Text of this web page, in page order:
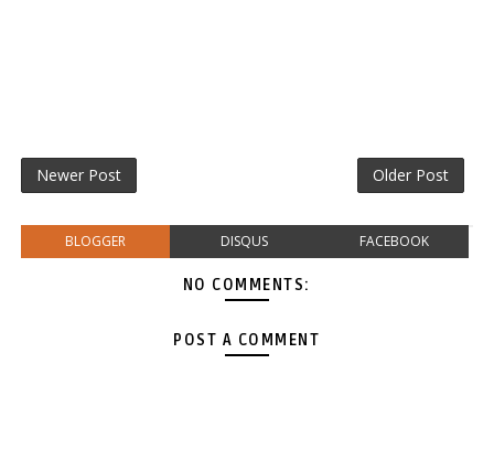
Newer Post Older Post
BLOGGER DISQUS FACEBOOK
NO COMMENTS:
POST A COMMENT